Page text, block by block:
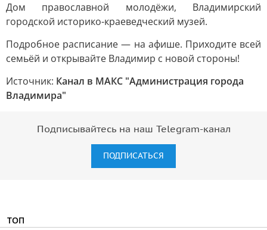
Дом православной молодёжи, Владимирский
городской историко-краеведческий музей.
Подробное расписание — на афише. Приходите всей
семьёй и открывайте Владимир с новой стороны!
Источник: Канал в МАКС "Администрация города
Владимира"
Подписывайтесь на наш Telegram-канал
ПОДПИСАТЬСЯ
ТОП